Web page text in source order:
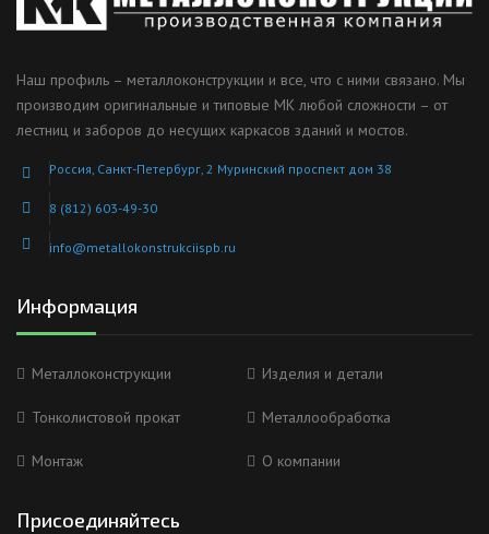
Наш профиль – металлоконструкции и все, что с ними связано. Мы
производим оригинальные и типовые МК любой сложности – от
лестниц и заборов до несущих каркасов зданий и мостов.
Россия, Санкт-Петербург, 2 Муринский проспект дом 38
8 (812) 603-49-30
info@metallokonstrukciispb.ru
Информация
Металлоконструкции Изделия и детали
Тонколистовой прокат Металлообработка
Монтаж О компании
Присоединяйтесь